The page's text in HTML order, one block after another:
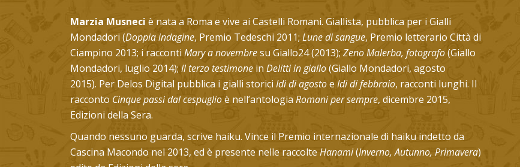
Marzia Musneci è nata a Roma e vive ai Castelli Romani. Giallista, pubblica per i Gialli
Mondadori (Doppia indagine, Premio Tedeschi 2011; Lune di sangue, Premio letterario Città di
Ciampino 2013; i racconti Mary a novembresu Giallo24 (2013);Zeno Malerba, fotografo(Giallo
Mondadori, luglio 2014); Il terzo testimone in Delitti in giallo(Giallo Mondadori, agosto
2015). Per Delos Digital pubblica i gialli storici Idi di agostoe Idi di febbraio, racconti lunghi. Il
racconto Cinque passi dal cespuglioè nell’antologiaRomani per sempre, dicembre 2015,
Edizioni della Sera.
Quando nessuno guarda, scrive haiku. Vince il Premio internazionale di haiku indetto da
Cascina Macondo nel 2013, ed è presente nelle raccolteHanami(Inverno, Autunno, Primavera)